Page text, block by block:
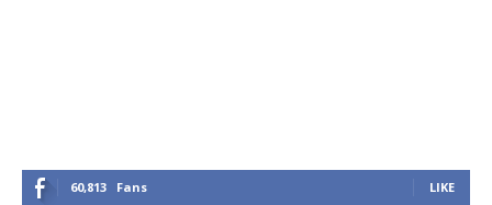
60,813 Fans LIKE